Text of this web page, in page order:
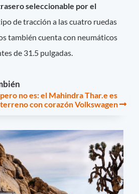
seleccionable por el
de tracción a las cuatro ruedas
también cuenta con neumáticos
de 31.5 pulgadas.
no es: el Mahindra Thar.e es
con corazón Volkswagen